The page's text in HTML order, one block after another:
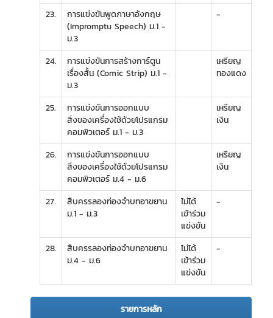
23.
การแข่งขันพูดภาษาอังกฤษ
(Impromptu Speech) ม.1 -
ม.3
-
24.
การแข่งขันการสร้างการ์ตูน
เรื่องสั้น (Comic Strip) ม.1 -
ม.3
เหรียญ
ทองแดง
25.
การแข่งขันการออกแบบ
สิ่งของเครื่องใช้ด้วยโปรแกรม
คอมพิวเตอร์ ม.1 - ม.3
เหรียญ
เงิน
26.
การแข่งขันการออกแบบ
สิ่งของเครื่องใช้ด้วยโปรแกรม
คอมพิวเตอร์ ม.4 - ม.6
เหรียญ
เงิน
27.
สืบครรลองท่องจำบทอาขยาน
ม.1 - ม.3
ไม่ได้
เข้าร่วม
แข่งขัน
-
28.
สืบครรลองท่องจำบทอาขยาน
ม.4 - ม.6
ไม่ได้
เข้าร่วม
แข่งขัน
-
รายการหลัก